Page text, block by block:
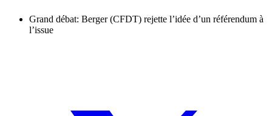
Grand débat: Berger (CFDT) rejette l’idée d’un référendum à
l’issue